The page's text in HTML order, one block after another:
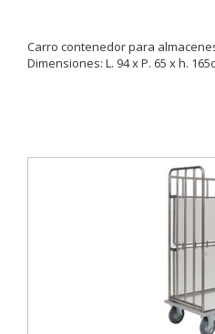
Carro contenedor para
Dimensiones: L. 94 x P. 65 x h.